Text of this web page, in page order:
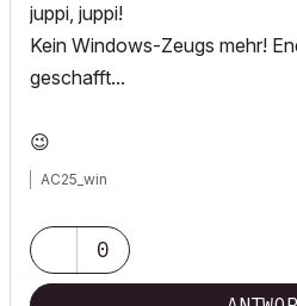
juppi, juppi!
Kein Windows-Zeugs mehr!
geschafft...
😉
AC25_win
0